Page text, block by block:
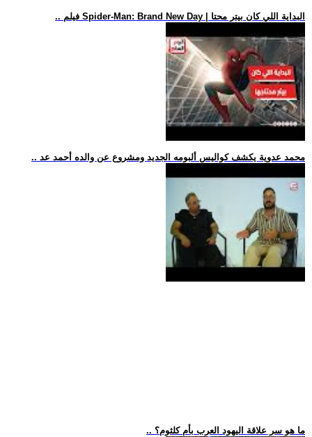
.. فيلم Spider-Man: Brand New Day | البداية اللي كان بيتر محتا
.. محمد عدوية يكشف كواليس ألبومه الجديد ومشروع عن والده أحمد عد
.. ما هو سر علاقة اليهود العرب بأم كلثوم؟